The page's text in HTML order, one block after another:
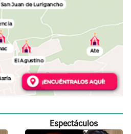
Espectáculos